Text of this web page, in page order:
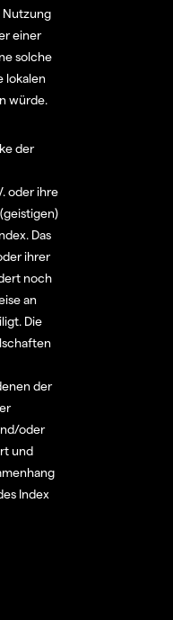
Nutzung
einer
solche
lokalen
würde.
der
oder ihre
Das
ihrer
noch
an
Die
der
oder
und
Index